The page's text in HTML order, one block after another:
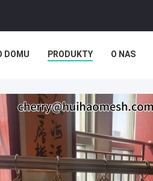
DOMU PRODUKTY O NAS